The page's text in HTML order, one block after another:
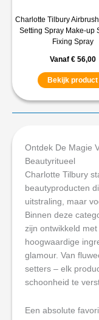
Charlotte Tilbury
Setting Spray Make-up
Fixing Spray
Vanaf €56,00
Bekijk product
Ontdek De Magie
Beautyritueel
Charlotte Tilbury
beautyproducten
uitstraling, maar
Binnen deze
zijn ontwikkeld
hoogwaardige
glamour. Van
setters – elk
schoonheid te
Een absolute